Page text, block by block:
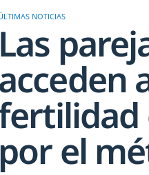
NOTICIAS
Las
acceden
por el